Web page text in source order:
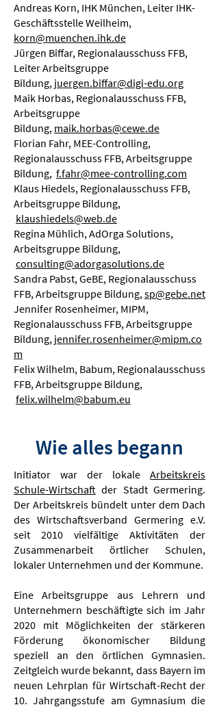
Andreas Korn, IHK München, Leiter IHK-
Geschäftsstelle Weilheim,
korn@muenchen.ihk.de
Jürgen Biffar, Regionalausschuss FFB,
Leiter Arbeitsgruppe
Bildung, juergen.biffar@digi-edu.org
Maik Horbas, Regionalausschuss FFB,
Arbeitsgruppe
Bildung, maik.horbas@cewe.de
Florian Fahr, MEE-Controlling,
Regionalausschuss FFB, Arbeitsgruppe
Bildung, f.fahr@mee-controlling.com
Klaus Hiedels, Regionalausschuss FFB,
Arbeitsgruppe Bildung,
klaushiedels@web.de
Regina Mühlich, AdOrga Solutions,
Arbeitsgruppe Bildung,
consulting@adorgasolutions.de
Sandra Pabst, GeBE, Regionalausschuss
FFB, Arbeitsgruppe Bildung,sp@gebe.net
Jennifer Rosenheimer, MIPM,
Regionalausschuss FFB, Arbeitsgruppe
Bildung, jennifer.rosenheimer@mipm.co
m
Felix Wilhelm, Babum, Regionalausschuss
FFB, Arbeitsgruppe Bildung,
felix.wilhelm@babum.eu
Wie alles begann
Initiator war der lokale Arbeitskreis
Schule-Wirtschaft der Stadt Germering.
Der Arbeitskreis bündelt unter dem Dach
des Wirtschaftsverband Germering e.V.
seit 2010 vielfältige Aktivitäten der
Zusammenarbeit örtlicher Schulen,
lokaler Unternehmen und der Kommune.
Eine Arbeitsgruppe aus Lehrern und
Unternehmern beschäftigte sich im Jahr
2020 mit Möglichkeiten der stärkeren
Förderung ökonomischer Bildung
speziell an den örtlichen Gymnasien.
Zeitgleich wurde bekannt, dass Bayern im
neuen Lehrplan für Wirtschaft-Recht der
10. Jahrgangsstufe am Gymnasium die